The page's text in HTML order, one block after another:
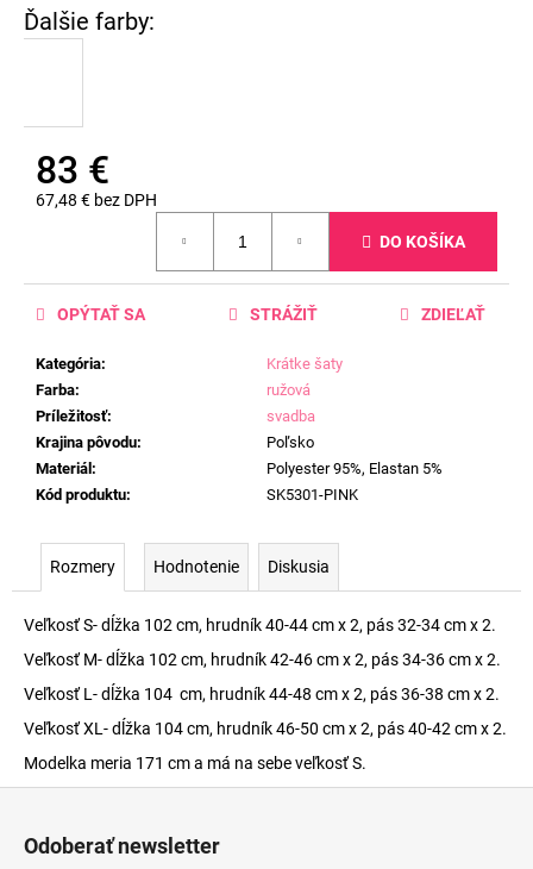
83 €
67,48 € bez DPH
DO KOŠÍKA
Kategória:
Krátke šaty
Farba:
ružová
Príležitosť:
svadba
Krajina pôvodu:
Poľsko
Materiál :
Polyester 95%, Elastan 5%
Kód produktu: SK5301-PINK
OPÝTAŤ SA STRÁŽIŤ ZDIEĽAŤ
Rozmery Hodnotenie Diskusia
Veľkosť S- dĺžka 102 cm, hrudník 40-44 cm x 2, pás 32-34 cm x 2.
Veľkosť M- dĺžka 102 cm, hrudník 42-46 cm x 2, pás 34-36 cm x 2.
Veľkosť L- dĺžka 104 cm, hrudník 44-48 cm x 2, pás 36-38 cm x 2.
Veľkosť XL- dĺžka 104 cm, hrudník 46-50 cm x 2, pás 40-42 cm x 2.
Modelka meria 171 cm a má na sebe veľkosť S.
Odoberať newsletter